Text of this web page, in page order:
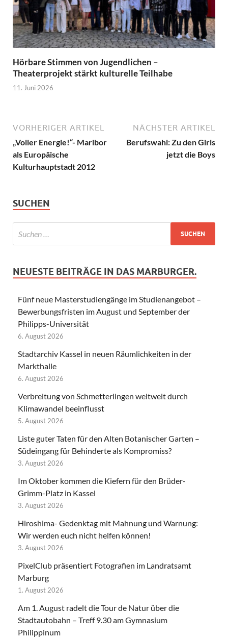
Hörbare Stimmen von Jugendlichen –
Theaterprojekt stärkt kulturelle Teilhabe
11. Juni 2026
VORHERIGER ARTIKEL
„Voller Energie!“- Maribor
als Europäische
Kulturhauptstadt 2012
NÄCHSTER ARTIKEL
Berufswahl: Zu den Girls
jetzt die Boys
SUCHEN
NEUESTE BEITRÄGE IN DAS MARBURGER.
Fünf neue Masterstudiengänge im Studienangebot –
Bewerbungsfristen im August und September der
Philipps-Universität
6. August 2026
Stadtarchiv Kassel in neuen Räumlichkeiten in der
Markthalle
6. August 2026
Verbreitung von Schmetterlingen weltweit durch
Klimawandel beeinflusst
5. August 2026
Liste guter Taten für den Alten Botanischer Garten –
Südeingang für Behinderte als Kompromiss?
3. August 2026
Im Oktober kommen die Kiefern für den Brüder-
Grimm-Platz in Kassel
3. August 2026
Hiroshima- Gedenktag mit Mahnung und Warnung:
Wir werden euch nicht helfen können!
3. August 2026
PixelClub präsentiert Fotografien im Landratsamt
Marburg
1. August 2026
Am 1. August radelt die Tour de Natur über die
Stadtautobahn – Treff 9.30 am Gymnasium
Philippinum